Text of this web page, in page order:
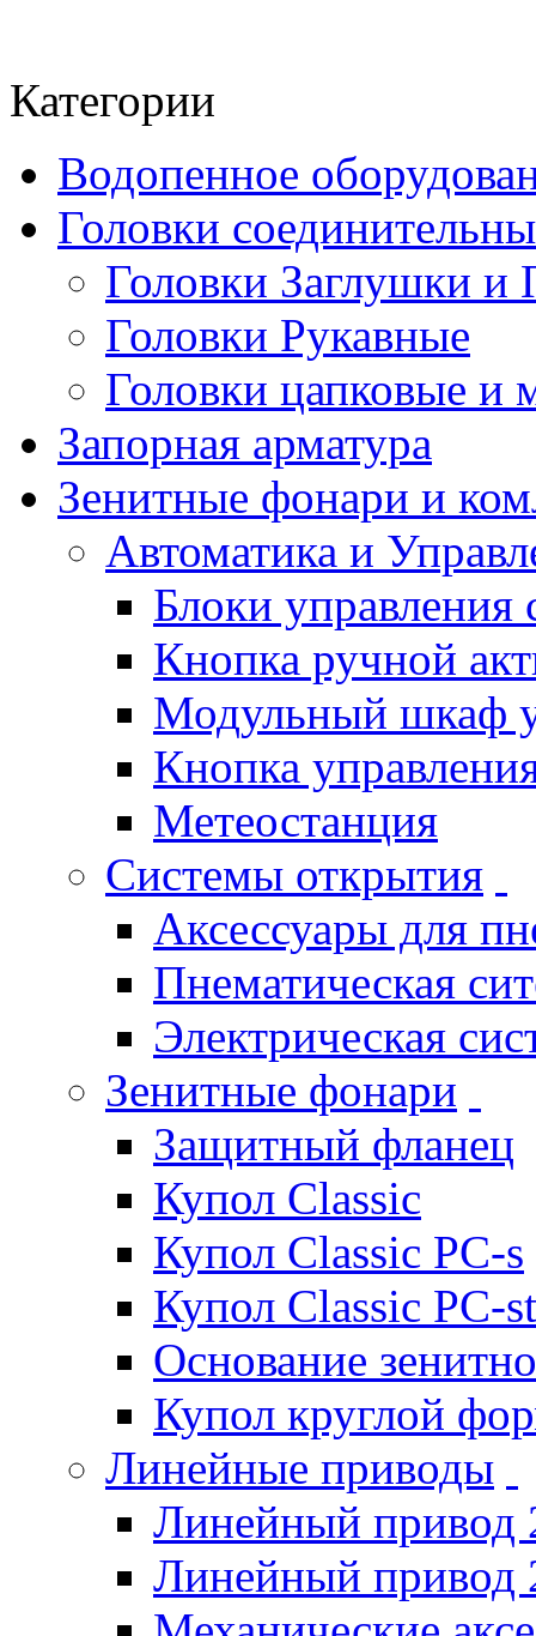
Категории
Водопенное
Головки
Головки Заглушки и
Головки Рукавные
Головки цапковые и
Запорная арматура
Зенитные фонари и
Автоматика и
Блоки
Кнопка ручной
Модульный шкаф
Кнопка
Метеостанция
Системы открытия
Аксессуары для
Пнематическая
Электрическая
Зенитные фонари
Защитный фланец
Купол Classic
Купол Classic PC-s
Купол Classic PC-st
Основание
Купол круглой
Линейные приводы
Линейный привод
Линейный привод